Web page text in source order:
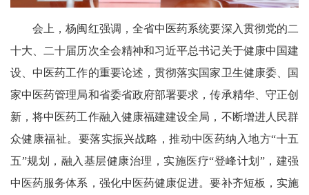
会上，杨闽红强调，全省中医药系统要深入贯彻党的二
十大、二十届历次全会精神和习近平总书记关于健康中国建
设、中医药工作的重要论述，贯彻落实国家卫生健康委、国
家中医药管理局和省委省政府部署要求，传承精华、守正创
新，将中医药工作融入健康福建建设全局，不断增进人民群
众健康福祉。要落实振兴战略，推动中医药纳入地方“十五
五”规划，融入基层健康治理，实施医疗“登峰计划”，建强
中医药服务体系，强化中医药健康促进。要补齐短板，实施